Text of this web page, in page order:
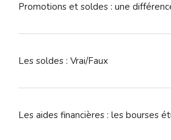
Promotions et soldes : une
Les soldes : Vrai/Faux
Les aides financières : les bourses